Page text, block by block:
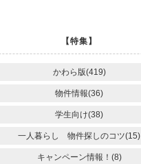
【特集】
かわら版(419)
物件情報(36)
学生向け(38)
一人暮らし 物件探しのコツ(15)
キャンペーン情報！(8)